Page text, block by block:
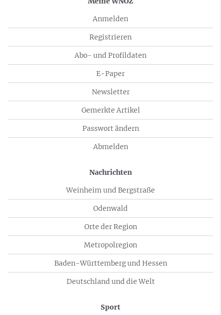
Anmelden
Registrieren
Abo- und Profildaten
E-Paper
Newsletter
Gemerkte Artikel
Passwort ändern
Abmelden
Nachrichten
Weinheim und Bergstraße
Odenwald
Orte der Region
Metropolregion
Baden-Württemberg und Hessen
Deutschland und die Welt
Sport